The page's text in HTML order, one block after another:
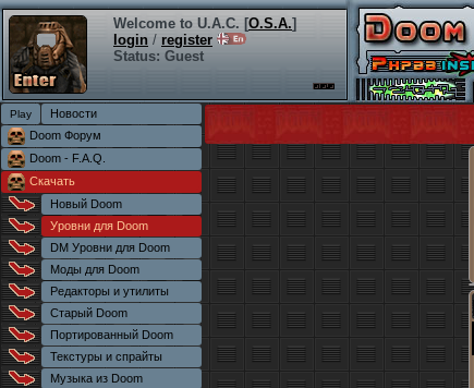
Welcome to U.A.C. [O.S.A.]
login / register
Status: Guest
Новости
Doom Форум
Doom - F.A.Q.
Скачать
Новый Doom
Уровни для Doom
DM Уровни для Doom
Моды для Doom
Редакторы и утилиты
Старый Doom
Портированный Doom
Текстуры и спрайты
Музыка из Doom